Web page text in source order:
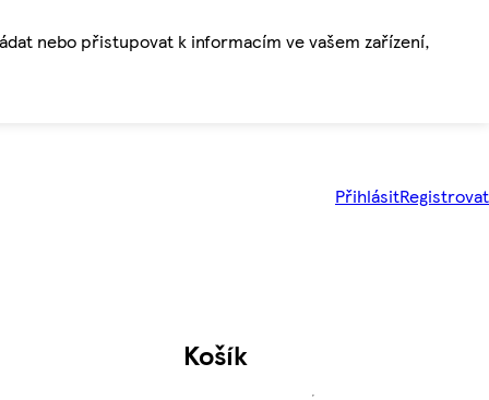
nebo přistupovat k informacím ve vašem zařízení,
PřihlásitRegistrovat
Košík